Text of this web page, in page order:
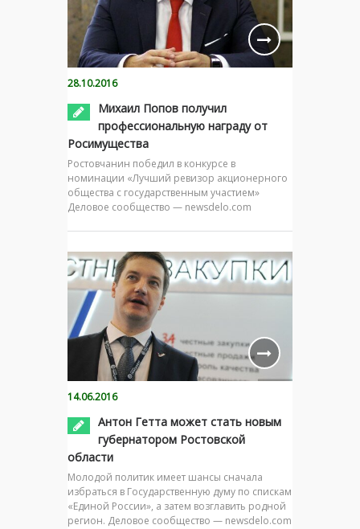
28.10.2016
Михаил Попов получил
профессиональную награду от
Росимущества
Ростовчанин победил в конкурсе в
номинации «Лучший ревизор акционерного
общества с государственным участием»
Деловое сообщество — newsdelo.com
14.06.2016
Антон Гетта может стать новым
губернатором Ростовской
области
Молодой политик имеет шансы сначала
избраться в Государственную думу по спискам
«Единой России», а затем возглавить родной
регион. Деловое сообщество — newsdelo.com